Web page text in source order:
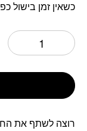
כשאין זמן בישול
רוצה לשתף את